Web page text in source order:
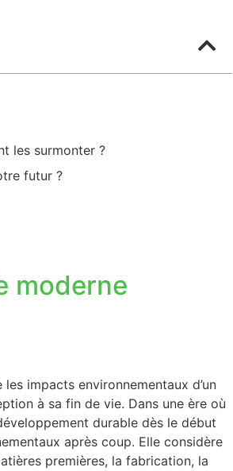
les surmonter ?
futur ?
moderne
impacts environnementaux d’un
à sa fin de vie. Dans une ère où
durable dès le début
après coup. Elle considère
premières, la fabrication, la